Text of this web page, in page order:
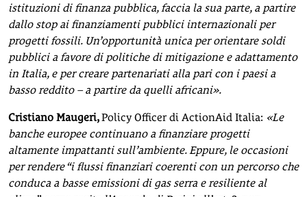
istituzioni di finanza pubblica, faccia la sua parte, a partire
dallo stop ai finanziamenti pubblici internazionali per
progetti fossili. Un’opportunità unica per orientare soldi
pubblici a favore di politiche di mitigazione e adattamento
in Italia, e per creare partenariati alla pari con i paesi a
basso reddito – a partire da quelli africani».
Cristiano Maugeri,Policy Officer di ActionAid Italia: «Le
banche europee continuano a finanziare progetti
altamente impattanti sull’ambiente. Eppure, le occasioni
per rendere “i flussi finanziari coerenti con un percorso che
conduca a basse emissioni di gas serra e resiliente al